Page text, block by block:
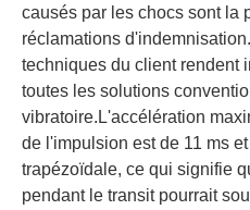
causés par les chocs sont la
réclamations
techniques du client rendent
toutes les solutions
vibratoire.L'accélération
de l'impulsion est de 11 ms
trapézoïdale, ce qui signifie
pendant le transit pourrait